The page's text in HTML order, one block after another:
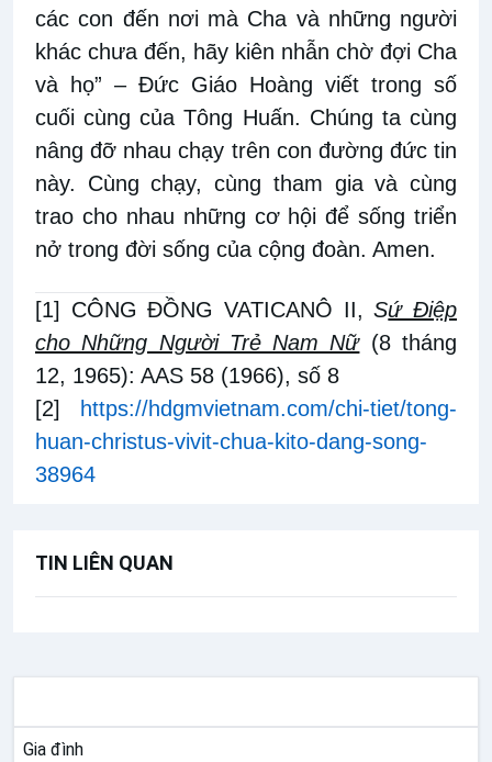
các con đến nơi mà Cha và những người
khác chưa đến, hãy kiên nhẫn chờ đợi Cha
và họ” – Đức Giáo Hoàng viết trong số
cuối cùng của Tông Huấn. Chúng ta cùng
nâng đỡ nhau chạy trên con đường đức tin
này. Cùng chạy, cùng tham gia và cùng
trao cho nhau những cơ hội để sống triển
nở trong đời sống của cộng đoàn. Amen.
[1] CÔNG ĐỒNG VATICANÔ II,Sứ Điệp
cho Những Người Trẻ Nam Nữ (8 tháng
12, 1965): AAS 58 (1966), số 8
[2]
https://hdgmvietnam.com/chi-tiet/tong-
huan-christus-vivit-chua-kito-dang-song-
38964
TIN LIÊN QUAN
Gia đình